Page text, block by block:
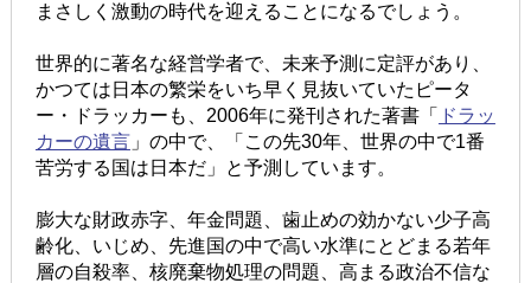
まさしく激動の時代を迎えることになるでしょう。
世界的に著名な経営学者で、未来予測に定評があり、
かつては日本の繁栄をいち早く見抜いていたピータ
ー・ドラッカーも、2006年に発刊された著書「
ドラッ
カーの遺言」の中で、「この先30年、世界の中で1番
苦労する国は日本だ」と予測しています。
膨大な財政赤字、年金問題、歯止めの効かない少子高
齢化、いじめ、先進国の中で高い水準にとどまる若年
層の自殺率、核廃棄物処理の問題、高まる政治不信な